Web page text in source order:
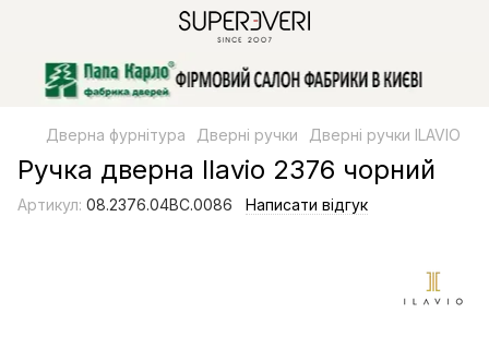
Дверна фурнітура Дверні ручки Дверні ручки ILAVIO
Ручка дверна Ilavio 2376 чорний
Артикул: 08.2376.04BC.0086 Написати відгук